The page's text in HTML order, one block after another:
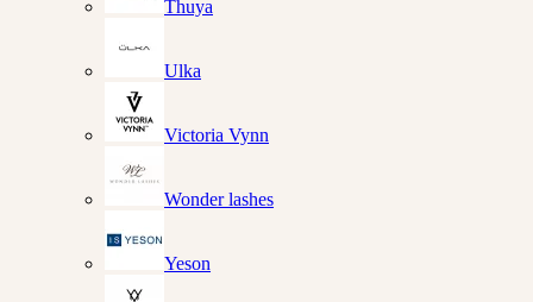
Thuya
Ulka
Victoria Vynn
Wonder lashes
Yeson